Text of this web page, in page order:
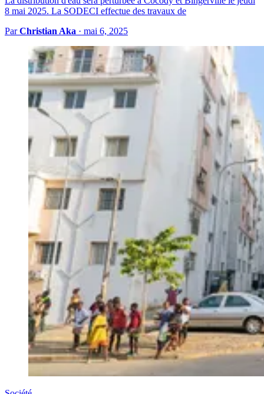
8 mai 2025. La SODECI effectue des travaux de
ParChristian Aka · mai 6, 2025